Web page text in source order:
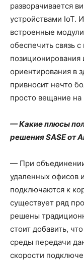
разворачивается
устройствами IoT.
встроенные
обеспечить связь
ориентирования в
привносит нечто
просто вещание на
— Какие плюсы
решения SASE от
— При
удаленных офисов
подключаются к
существует ряд
решены
стоит добавить,
среды передачи
скорости